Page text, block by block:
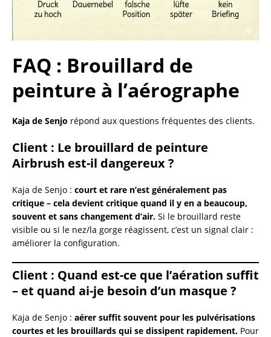
FAQ : Brouillard de
peinture à l’aérographe
Kaja de Senjo répond aux questions fréquentes des clients.
Client : Le brouillard de peinture
Airbrush est-il dangereux ?
Kaja de Senjo : court et rare n’est généralement pas
critique – cela devient critique quand il y en a beaucoup,
souvent et sans changement d’air. Si le brouillard reste
visible ou si le nez/la gorge réagissent, c’est un signal clair :
améliorer la configuration.
Client : Quand est-ce que l’aération suffit
– et quand ai-je besoin d’un masque ?
Kaja de Senjo : aérer suffit souvent pour les pulvérisations
courtes et les brouillards qui se dissipent rapidement. Pour